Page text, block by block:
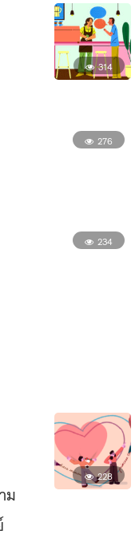
ม
314
276
234
228